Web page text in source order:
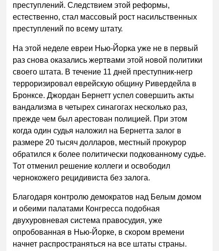
преступлений. Следствием этой реформы,
естественно, стал массовый рост насильственных
преступлений по всему штату.
На этой неделе евреи Нью-Йорка уже не в первый
раз снова оказались жертвами этой новой политики
своего штата. В течение 11 дней преступник-негр
терроризировал еврейскую общину Ривердейла в
Бронксе. Джордан Бернетт успел совершить акты
вандализма в четырех синагогах несколько раз,
прежде чем был арестован полицией. При этом
когда один судья наложил на Бернетта залог в
размере 20 тысяч долларов, местный прокурор
обратился к более политически подкованному судье.
Тот отменил решение коллеги и освободил
чернокожего рецидивиста без залога.
Благодаря контролю демократов над Белым домом
и обеими палатами Конгресса подобная
двухуровневая система правосудия, уже
опробованная в Нью-Йорке, в скором времени
начнет распространяться на все штаты страны.